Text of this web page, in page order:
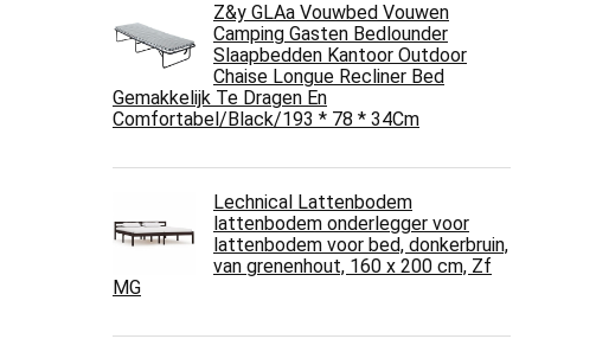
Z&y GLAa Vouwbed Vouwen
Camping Gasten Bedlounder
Slaapbedden Kantoor Outdoor
Chaise Longue Recliner Bed
Gemakkelijk Te Dragen En
Comfortabel/Black/193 * 78 * 34Cm
Lechnical Lattenbodem
lattenbodem onderlegger voor
lattenbodem voor bed, donkerbruin,
van grenenhout, 160 x 200 cm, Zf
MG